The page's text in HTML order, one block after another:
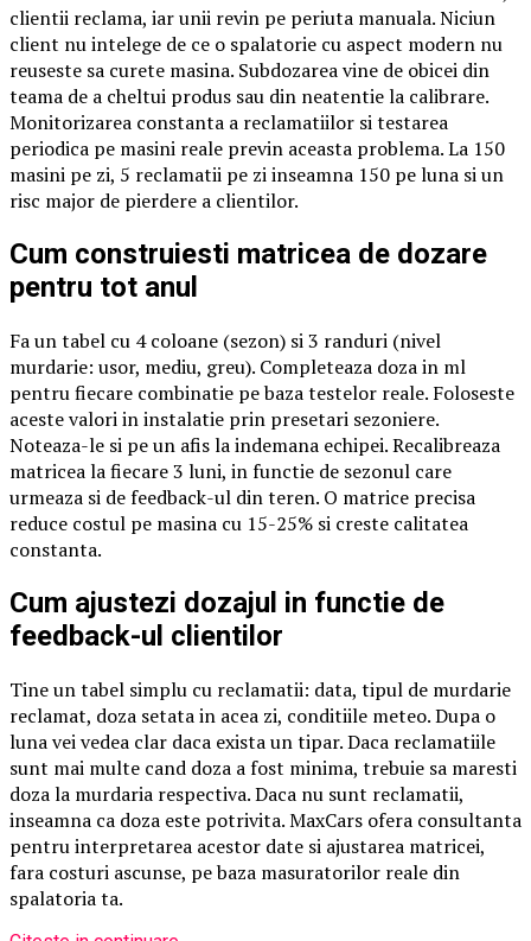
clientii reclama, iar unii revin pe periuta manuala. Niciun
client nu intelege de ce o spalatorie cu aspect modern nu
reuseste sa curete masina. Subdozarea vine de obicei din
teama de a cheltui produs sau din neatentie la calibrare.
Monitorizarea constanta a reclamatiilor si testarea
periodica pe masini reale previn aceasta problema. La 150
masini pe zi, 5 reclamatii pe zi inseamna 150 pe luna si un
risc major de pierdere a clientilor.
Cum construiesti matricea de dozare
pentru tot anul
Fa un tabel cu 4 coloane (sezon) si 3 randuri (nivel
murdarie: usor, mediu, greu). Completeaza doza in ml
pentru fiecare combinatie pe baza testelor reale. Foloseste
aceste valori in instalatie prin presetari sezoniere.
Noteaza-le si pe un afis la indemana echipei. Recalibreaza
matricea la fiecare 3 luni, in functie de sezonul care
urmeaza si de feedback-ul din teren. O matrice precisa
reduce costul pe masina cu 15-25% si creste calitatea
constanta.
Cum ajustezi dozajul in functie de
feedback-ul clientilor
Tine un tabel simplu cu reclamatii: data, tipul de murdarie
reclamat, doza setata in acea zi, conditiile meteo. Dupa o
luna vei vedea clar daca exista un tipar. Daca reclamatiile
sunt mai multe cand doza a fost minima, trebuie sa maresti
doza la murdaria respectiva. Daca nu sunt reclamatii,
inseamna ca doza este potrivita. MaxCars ofera consultanta
pentru interpretarea acestor date si ajustarea matricei,
fara costuri ascunse, pe baza masuratorilor reale din
spalatoria ta.